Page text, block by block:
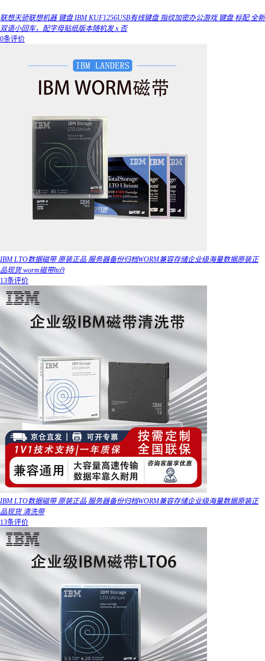
联想天骄联想机器 键盘 IBM KUF1256USB有线键盘 指纹加密办公游戏 键盘 标配 全新
双语小回车，配字母贴纸版本随机发 x 否
0条评价
IBM LTO数据磁带 原装正品 服务器备份归档WORM兼容存储企业级海量数据原装正
品现货 worm磁带lto9
13条评价
IBM LTO数据磁带 原装正品 服务器备份归档WORM兼容存储企业级海量数据原装正
品现货 清洗带
13条评价